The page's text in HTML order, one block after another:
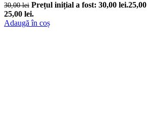
30,00lei Prețul inițial a fost: 30,00 lei.25,00
25,00 lei.
Adaugă în coș